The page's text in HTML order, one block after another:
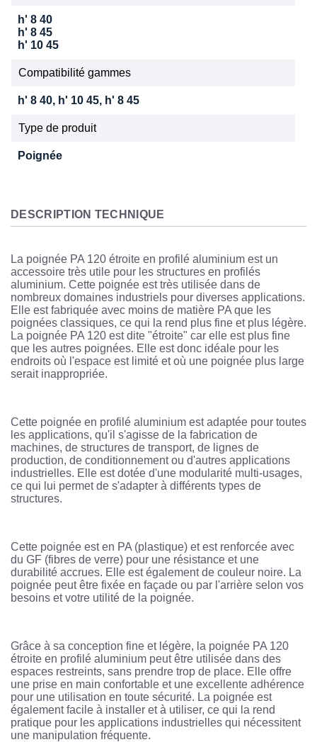
h' 8 40
h' 8 45
h' 10 45
Compatibilité gammes
h' 8 40, h' 10 45, h' 8 45
Type de produit
Poignée
DESCRIPTION TECHNIQUE
La poignée PA 120 étroite en profilé aluminium est un
accessoire très utile pour les structures en profilés
aluminium. Cette poignée est très utilisée dans de
nombreux domaines industriels pour diverses applications.
Elle est fabriquée avec moins de matière PA que les
poignées classiques, ce qui la rend plus fine et plus légère.
La poignée PA 120 est dite "étroite" car elle est plus fine
que les autres poignées. Elle est donc idéale pour les
endroits où l'espace est limité et où une poignée plus large
serait inappropriée.
Cette poignée en profilé aluminium est adaptée pour toutes
les applications, qu'il s'agisse de la fabrication de
machines, de structures de transport, de lignes de
production, de conditionnement ou d'autres applications
industrielles. Elle est dotée d'une modularité multi-usages,
ce qui lui permet de s'adapter à différents types de
structures.
Cette poignée est en PA (plastique) et est renforcée avec
du GF (fibres de verre) pour une résistance et une
durabilité accrues. Elle est également de couleur noire. La
poignée peut être fixée en façade ou par l'arrière selon vos
besoins et votre utilité de la poignée.
Grâce à sa conception fine et légère, la poignée PA 120
étroite en profilé aluminium peut être utilisée dans des
espaces restreints, sans prendre trop de place. Elle offre
une prise en main confortable et une excellente adhérence
pour une utilisation en toute sécurité. La poignée est
également facile à installer et à utiliser, ce qui la rend
pratique pour les applications industrielles qui nécessitent
une manipulation fréquente.